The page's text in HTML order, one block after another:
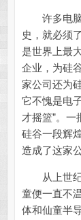
许多电脑
史，就必须
是世界上最
企业，为硅
家公司还为
它不愧是电
才摇篮”。
硅谷一段辉
造成了这家
从上世纪
童便一直不
体和仙童半